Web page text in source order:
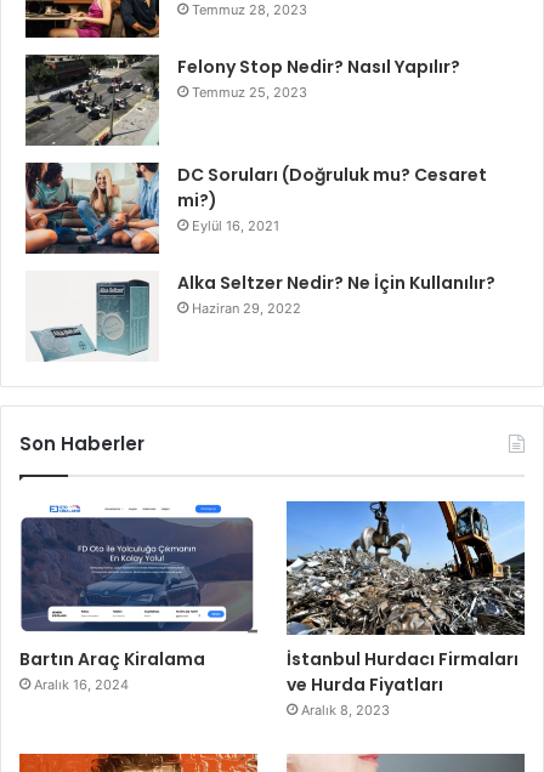
Temmuz 28, 2023
Felony Stop Nedir? Nasıl Yapılır?
Temmuz 25, 2023
DC Soruları (Doğruluk mu? Cesaret
mi?)
Eylül 16, 2021
Alka Seltzer Nedir? Ne İçin Kullanılır?
Haziran 29, 2022
Son Haberler
Bartın Araç Kiralama
Aralık 16, 2024
İstanbul Hurdacı Firmaları
ve Hurda Fiyatları
Aralık 8, 2023